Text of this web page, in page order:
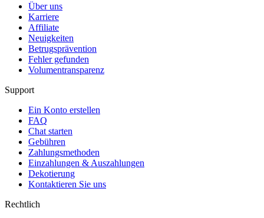
Über uns
Karriere
Affiliate
Neuigkeiten
Betrugsprävention
Fehler gefunden
Volumentransparenz
Support
Ein Konto erstellen
FAQ
Chat starten
Gebühren
Zahlungsmethoden
Einzahlungen & Auszahlungen
Dekotierung
Kontaktieren Sie uns
Rechtlich